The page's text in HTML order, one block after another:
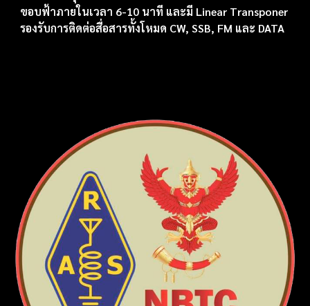
ขอบฟ้าภายในเวลา 6-10 นาที และมี Linear Transponer
รองรับการติดต่อสื่อสารทั้งโหมด CW, SSB, FM และ DATA